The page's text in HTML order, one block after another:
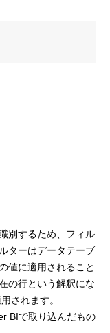
別するため、フィル
ターはデータテーブ
値に適用されること
の行という解釈にな
されます。
BIで取り込んだもの